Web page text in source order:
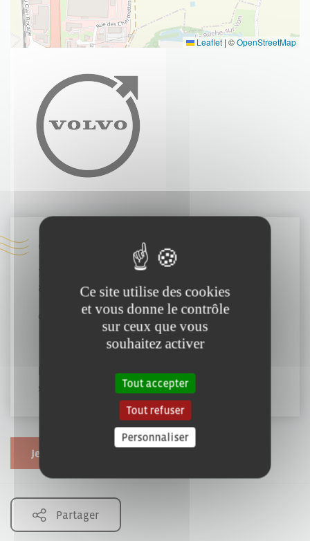
Leaflet | ©OpenStreetMap
Coordonnées :
77 Rue de la Croisée
85000 Mouilleron-le-Captif
02 51 37 50 50
https://volvocars-concessions.com/la-roche-
sur-yon
Je souhaite modifier cette fiche
Partager
Ce site utilise des cookies
et vous donne le contrôle
sur ceux que vous
souhaitez activer
Tout accepter
Tout refuser
Personnaliser